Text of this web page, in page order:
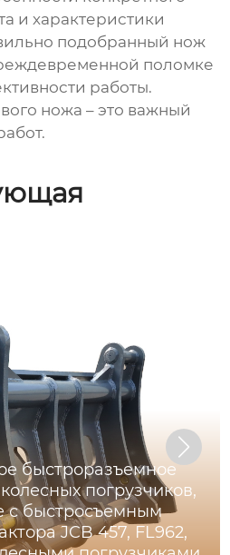
и характеристики
подобранный нож
поломке
работы.
ножа – это важный
быстроразъемное
погрузчиков,
с быстросъемным
JCB 457, FL962,